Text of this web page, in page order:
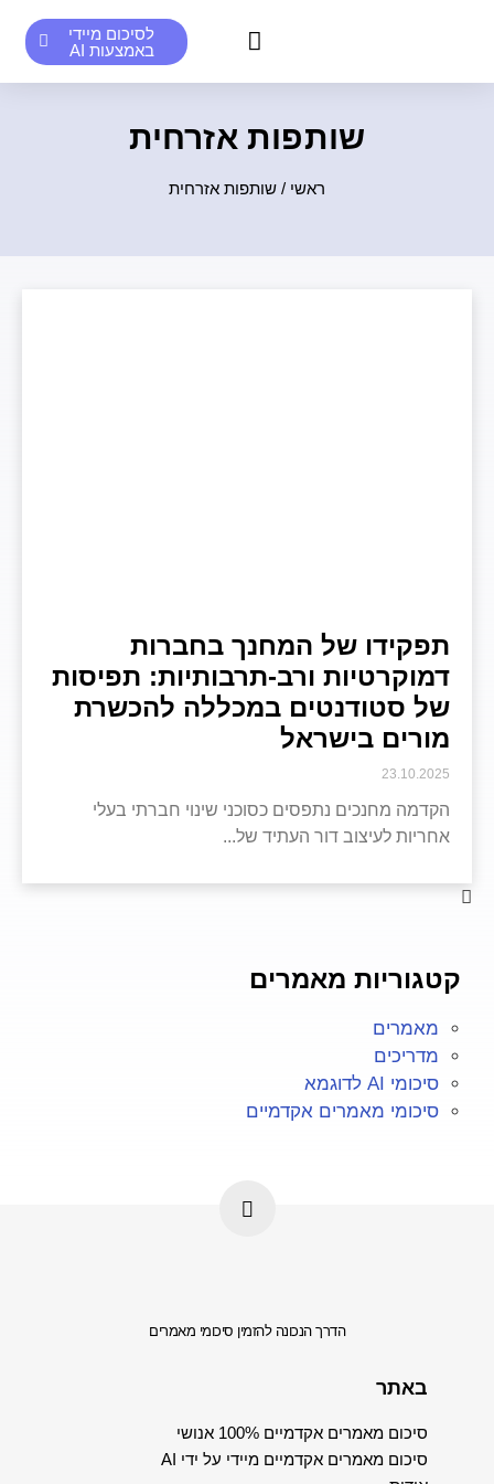
לסיכום מיידי
באמצעות AI
שותפות אזרחית
ראשי / שותפות אזרחית
תפקידו של המחנך בחברות
דמוקרטיות ורב-תרבותיות: תפיסות
של סטודנטים במכללה להכשרת
מורים בישראל
23.10.2025
הקדמה מחנכים נתפסים כסוכני שינוי חברתי בעלי
אחריות לעיצוב דור העתיד של
קטגוריות מאמרים
מאמרים
מדריכים
סיכומי AI לדוגמא
סיכומי מאמרים אקדמיים
הדרך הנכונה להזמין סיכומי מאמרים
באתר
סיכום מאמרים אקדמיים 100% אנושי
סיכום מאמרים אקדמיים מיידי על ידי AI